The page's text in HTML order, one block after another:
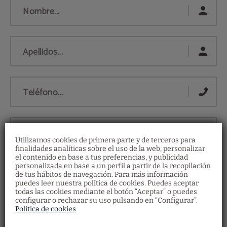
Utilizamos cookies de primera parte y de terceros para
finalidades analíticas sobre el uso de la web, personalizar
el contenido en base a tus preferencias, y publicidad
personalizada en base a un perfil a partir de la recopilación
de tus hábitos de navegación. Para más información
puedes leer nuestra política de cookies. Puedes aceptar
todas las cookies mediante el botón “Aceptar” o puedes
configurar o rechazar su uso pulsando en “Configurar”.
Política de cookies
Nombre...
Apellidos...
Teléfono...
Email...
Hora...
Fecha...
Restaurante
Haz tu reserva en el restaurante
cumplimentando el formulario.
Bonos regalo
Descubre nuestros bonos regalo y ofrece a
tus seres queridos multitud de experiencias